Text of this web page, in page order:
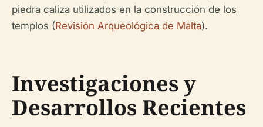
piedra caliza utilizados en la construcción de los
templos (Revisión Arqueológica de Malta).
Investigaciones y
Desarrollos Recientes